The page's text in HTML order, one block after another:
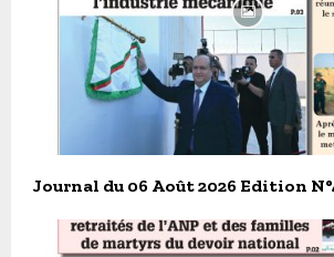
Journal du 06 Août 2026 Edition